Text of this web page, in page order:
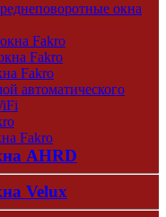
окна
Fakro
Fakro
Fakro
автоматического
Fakro
AHRD
Velux